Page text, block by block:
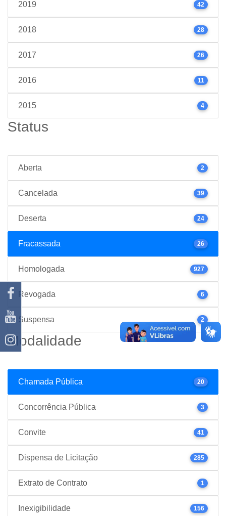
2019 42
2018 28
2017 26
2016 11
2015 4
Status
Aberta 2
Cancelada 39
Deserta 24
Fracassada 26
Homologada 927
Revogada 6
Suspensa 2
Modalidade
Chamada Pública 20
Concorrência Pública 3
Convite 41
Dispensa de Licitação 285
Extrato de Contrato 1
Inexigibilidade 156